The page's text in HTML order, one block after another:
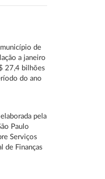
de
a janeiro
27,4 bilhões
do ano
pela
Paulo
Serviços
de Finanças